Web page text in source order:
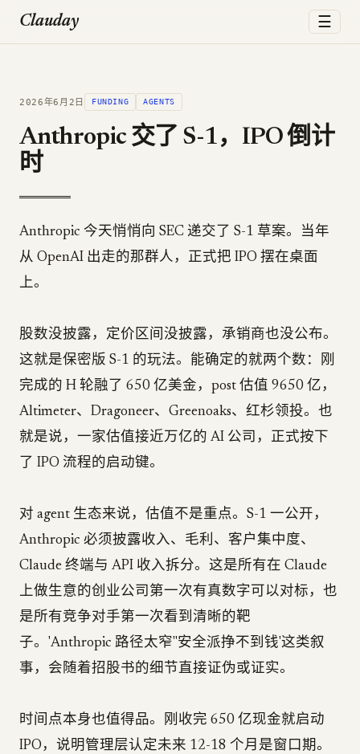
Clauday ☰
2026年6月2日 FUNDING AGENTS
Anthropic 交了 S-1，IPO 倒计
时
Anthropic 今天悄悄向 SEC 递交了 S-1 草案。当年
从 OpenAI 出走的那群人，正式把 IPO 摆在桌面
上。
股数没披露，定价区间没披露，承销商也没公布。
这就是保密版 S-1 的玩法。能确定的就两个数：刚
完成的 H 轮融了 650 亿美金，post 估值 9650 亿，
Altimeter、Dragoneer、Greenoaks、红杉领投。也
就是说，一家估值接近万亿的 AI 公司，正式按下
了 IPO 流程的启动键。
对 agent 生态来说，估值不是重点。S-1 一公开，
Anthropic 必须披露收入、毛利、客户集中度、
Claude 终端与 API 收入拆分。这是所有在 Claude
上做生意的创业公司第一次有真数字可以对标，也
是所有竞争对手第一次看到清晰的靶
子。'Anthropic 路径太窄''安全派挣不到钱'这类叙
事，会随着招股书的细节直接证伪或证实。
时间点本身也值得品。刚收完 650 亿现金就启动
IPO，说明管理层认定未来 12-18 个月是窗口期。